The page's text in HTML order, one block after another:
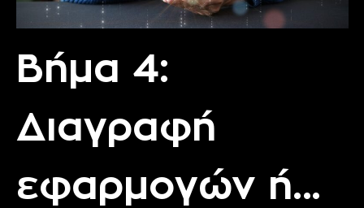
Βήμα 4:
Διαγραφή
εφαρμογών ή…